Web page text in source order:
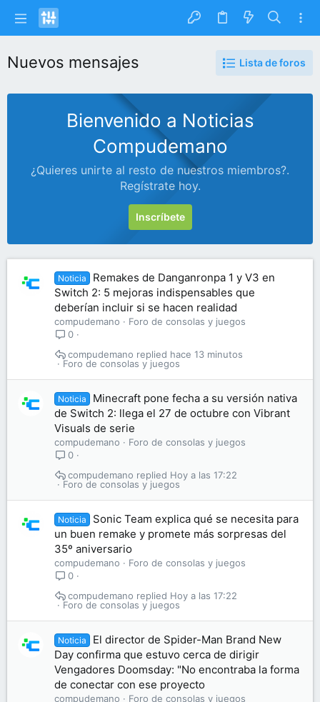
Nuevos mensajes Lista de foros
Bienvenido a Noticias
Compudemano
¿Quieres unirte al resto de nuestros miembros?.
Regístrate hoy.
Inscríbete
Noticia
Remakes de Danganronpa 1 y V3 en
Switch 2: 5 mejoras indispensables que
deberían incluir si se hacen realidad
compudemano
Foro de consolas y juegos
0
Foro de consolas y juegos
hace 13 minutos
compudemano
Noticia
Minecraft pone fecha a su versión nativa
de Switch 2: llega el 27 de octubre con Vibrant
Visuals de serie
compudemano
Foro de consolas y juegos
0
Foro de consolas y juegos
Hoy a las 17:22
compudemano
Noticia
Sonic Team explica qué se necesita para
un buen remake y promete más sorpresas del
35º aniversario
compudemano
Foro de consolas y juegos
0
Foro de consolas y juegos
Hoy a las 17:22
compudemano
Noticia
El director de Spider-Man Brand New
Day confirma que estuvo cerca de dirigir
Vengadores Doomsday: "No encontraba la forma
de conectar con ese proyecto
compudemano
Foro de consolas y juegos